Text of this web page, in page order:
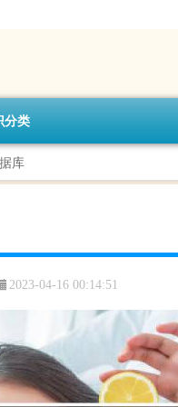
分类
库
2023-04-16 00:14:51